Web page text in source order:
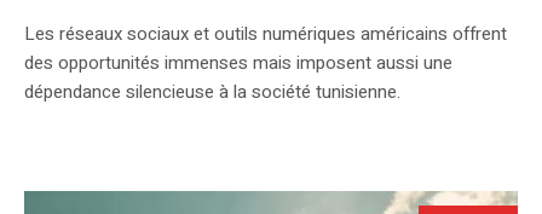
Les réseaux sociaux et outils numériques américains offrent
des opportunités immenses mais imposent aussi une
dépendance silencieuse à la société tunisienne.